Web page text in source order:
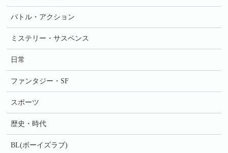
バトル・アクション
ミステリー・サスペンス
日常
ファンタジー・SF
スポーツ
歴史・時代
BL(ボーイズラブ)